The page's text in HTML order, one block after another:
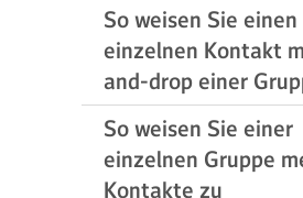
So weisen Sie einen
einzelnen Kontakt
and-drop einer
So weisen Sie einer
einzelnen Gruppe
Kontakte zu